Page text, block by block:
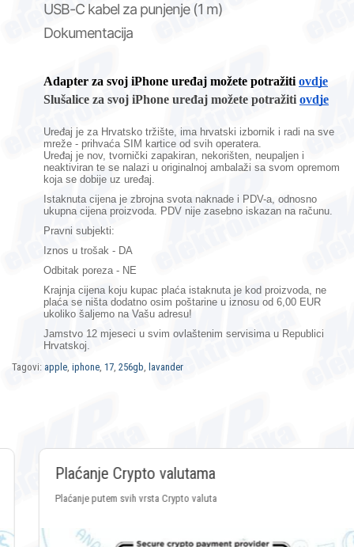
USB-C kabel za punjenje (1 m)
Dokumentacija
Adapter za svoj iPhone uređaj možete potražiti ovdje
Slušalice za svoj iPhone uređaj možete potražiti ovdje
Uređaj je za Hrvatsko tržište, ima hrvatski izbornik i radi na sve
mreže - prihvaća SIM kartice od svih operatera.
Uređaj je nov, tvornički zapakiran, nekorišten, neupaljen i
neaktiviran te se nalazi u originalnoj ambalaži sa svom opremom
koja se dobije uz uređaj.
Istaknuta cijena je zbrojna svota naknade i PDV-a, odnosno
ukupna cijena proizvoda. PDV nije zasebno iskazan na računu.
Pravni subjekti:
Iznos u trošak - DA
Odbitak poreza - NE
Krajnja cijena koju kupac plaća istaknuta je kod proizvoda, ne
plaća se ništa dodatno osim poštarine u iznosu od 6,00 EUR
ukoliko šaljemo na Vašu adresu!
Jamstvo 12 mjeseci u svim ovlaštenim servisima u Republici
Hrvatskoj.
Tagovi: apple, iphone, 17, 256gb, lavander
Plaćanje Crypto valutama
Plaćanje putem svih vrsta Crypto valuta